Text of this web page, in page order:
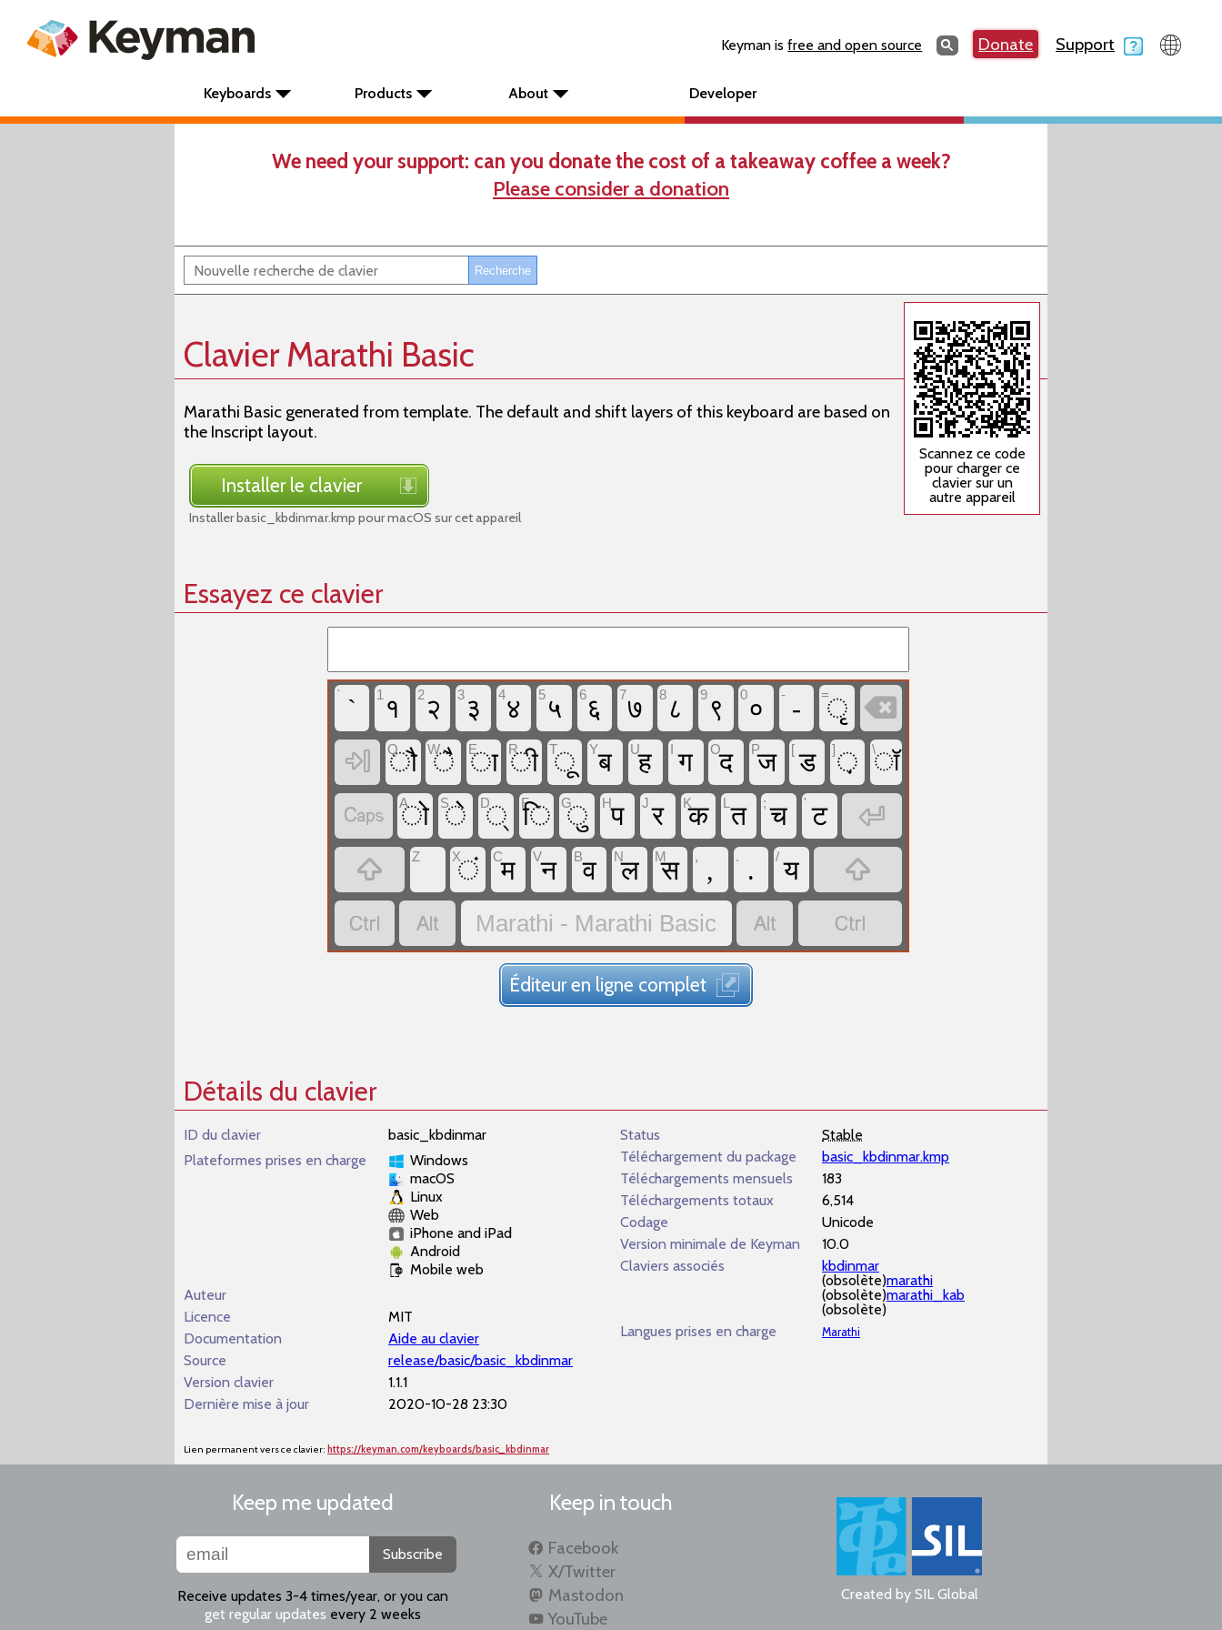
Keyman isfree and open source SearchSearchDonate Support
Keyboards Products About Developer
We need your support: can you donate the cost of a takeaway coffee a week?
Please consider a donation
Scannez ce code
pour charger ce
clavier sur un
autre appareil
Clavier Marathi Basic
Marathi Basic generated from template. The default and shift layers of this keyboard are based on
the Inscript layout.
Installer le clavier
Installer basic_kbdinmar.kmp pour macOS sur cet appareil
Essayez ce clavier
` ` 1 १ 2२ 3 ३ 4४ 5 ५ 6 ६ 7७ 8 ८ 9 ९ 0० - - =ृ 

Q
ौ Wै E
ा R
ी Tू Yब Uह I ग Oद Pज [ ड ]़ \ॉ
 A
ो Sे D् F
ि Gु Hप J र Kक L त ; च ' ट


Z Xं Cम Vन Bव Nल Mस , , . . / य


 Marathi - Marathi Basic  
Éditeur en ligne complet
Détails du clavier
ID du clavier
basic_kbdinmar
Plateformes prises en charge
Windows
macOS
Linux
Web
iPhone and iPad
Android
Mobile web
Auteur
Licence
MIT
Documentation
Aide au clavier
Source
release/basic/basic_kbdinmar
Version clavier
1.1.1
Dernière mise à jour
2020-10-28 23:30
Status
Stable
Téléchargement du package
basic_kbdinmar.kmp
Téléchargements mensuels
183
Téléchargements totaux
6,514
Codage
Unicode
Version minimale de Keyman
10.0
Claviers associés
kbdinmar
(obsolète)marathi
(obsolète)marathi_kab
(obsolète)
Langues prises en charge
Marathi
Lien permanent vers ce clavier: https://keyman.com/keyboards/basic_kbdinmar
Keep me updated
Subscribe
Receive updates 3-4 times/year, or you can
get regular updates every 2 weeks
Keep in touch
Facebook
X/Twitter
Mastodon
YouTube
Created by SIL Global